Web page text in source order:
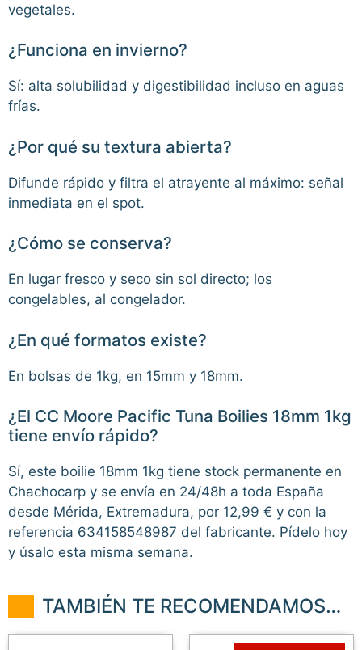
vegetales.
¿Funciona en invierno?
Sí: alta solubilidad y digestibilidad incluso en aguas
frías.
¿Por qué su textura abierta?
Difunde rápido y filtra el atrayente al máximo: señal
inmediata en el spot.
¿Cómo se conserva?
En lugar fresco y seco sin sol directo; los
congelables, al congelador.
¿En qué formatos existe?
En bolsas de 1kg, en 15mm y 18mm.
¿El CC Moore Pacific Tuna Boilies 18mm 1kg
tiene envío rápido?
Sí, este boilie 18mm 1kg tiene stock permanente en
Chachocarp y se envía en 24/48h a toda España
desde Mérida, Extremadura, por 12,99 € y con la
referencia 634158548987 del fabricante. Pídelo hoy
y úsalo esta misma semana.
TAMBIÉN TE RECOMENDAMOS…